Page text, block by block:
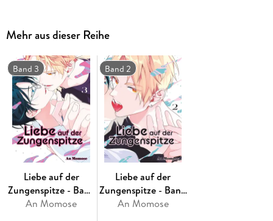
verspricht Tatsunari als Dank für seine Rettung alles zu tun,
was Tatsunari von ihm verlangt. Daraufhin fordert Tatsunari
Naruse zu einem gemeinsamen "Essen" auf, auch wenn er sich
keine Hoffnung macht, dass dieser zusagt.
Überraschenderweise willigt Naruse jedoch ein. In der
Mittagspause treffen sich die beiden auf dem Schuldach zu
einem "geheimen Mahl" . . .
Mehr aus dieser Reihe
Band 3
Liebe auf der
Zungenspitze - Band
3
An Momose
Band 2
Liebe auf der
Zungenspitze - Band
2
An Momose